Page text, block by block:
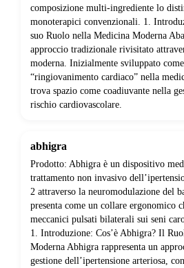
composizione multi-ingrediente lo
monoterapici convenzionali. 1.
suo Ruolo nella Medicina Moderna
approccio tradizionale rivisitato
moderna. Inizialmente sviluppato
“ringiovanimento cardiaco” nella
trova spazio come coadiuvante nella
rischio cardiovascolare.
abhigra
Prodotto: Abhigra è un dispositivo
trattamento non invasivo
2 attraverso la neuromodulazione del
presenta come un collare ergonomico
meccanici pulsati bilaterali sui seni
1. Introduzione: Cos’è Abhigra? Il
Moderna Abhigra rappresenta un
gestione dell’ipertensione arteriosa,